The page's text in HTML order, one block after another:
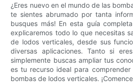
¿Eres nuevo en el mundo de las
te sientes abrumado por tanta
busques más! En esta guía
explicaremos todo lo que necesitas
de lodos verticales, desde sus
diversas aplicaciones. Tanto si
simplemente buscas ampliar tus
es tu recurso ideal para
bombas de lodos verticales.